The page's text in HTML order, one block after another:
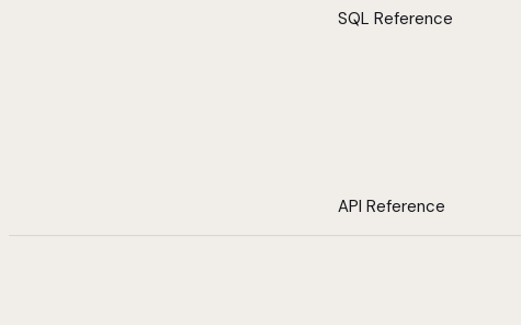
SQL Reference
API Reference